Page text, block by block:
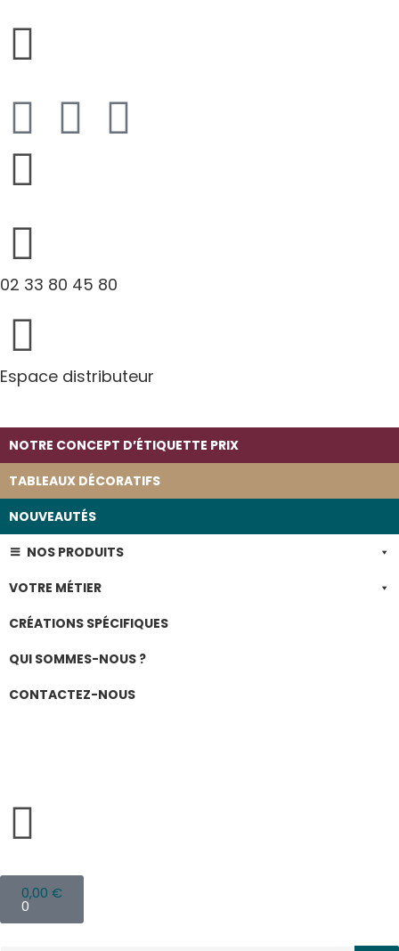
02 33 80 45 80
Espace distributeur
NOTRE CONCEPT D’ÉTIQUETTE PRIX
TABLEAUX DÉCORATIFS
NOUVEAUTÉS
NOS PRODUITS
VOTRE MÉTIER
CRÉATIONS SPÉCIFIQUES
QUI SOMMES-NOUS ?
CONTACTEZ-NOUS
0,00 €
0